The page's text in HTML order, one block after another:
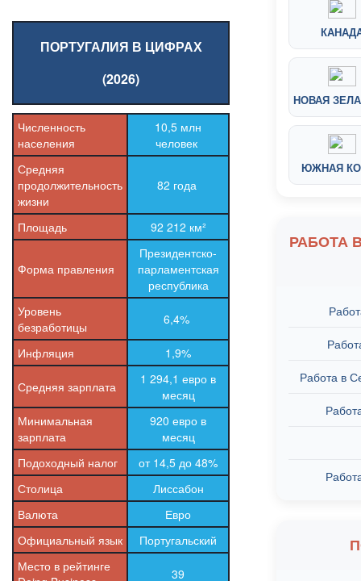
ПОРТУГАЛИЯ В ЦИФРАХ
(2026)
Численность
населения
10,5 млн
человек
Средняя
продолжительность
жизни
82 года
Площадь 92 212 км²
Форма правления
Президентско-
парламентская
республика
Уровень
безработицы
6,4%
Инфляция 1,9%
Средняя зарплата
1 294,1 евро в
месяц
Минимальная
зарплата
920 евро в
месяц
Подоходный налог
от 14,5 до 48%
Столица
Лиссабон
Валюта
Евро
Официальный язык
Португальский
Место в рейтинге
39
НОВАЯ
ЮЖНАЯ
РАБОТА
Работа в